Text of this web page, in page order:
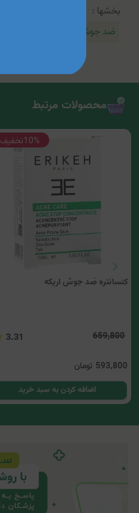
بخشها :
ضد جوش و آکنه
محصولات مرتبط
10%تخفیف
کنسانتره ضد جوش اریکه
659,800
3.31
593,800 تومان
اضافه کردن به سبد خرید